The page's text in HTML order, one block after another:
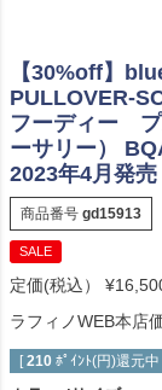
【30%off】
PULLOVER-
フーディー
ーサリー）
2023年4月発売
商品番号 gd15913
SALE
定価(税込） ¥
ラフィノWEB本店
[ 210 ﾎﾟｲﾝﾄ(円)還元中